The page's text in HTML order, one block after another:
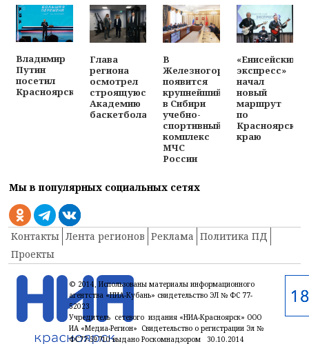
Владимир
Путин
посетил
Красноярск
Глава
региона
осмотрел
строящуюся
Академию
баскетбола
В
Железногорске
появится
крупнейший
в Сибири
учебно-
спортивный
комплекс
МЧС
России
«Енисейский
экспресс»
начал
новый
маршрут
по
краю
Мы в популярных социальных сетях
Контакты Лента регионов Реклама Политика ПД
Проекты
© 2014, Использованы материалы информационного
агентства «НИА-Кубань» свидетельство ЭЛ № ФС 77-
52023
Учредитель сетевого издания «НИА-Красноярск» ООО
ИА «Медиа-Регион» Свидетельство о регистрации Эл №
ФС77-59710 выдано Роскомнадзором 30.10.2014